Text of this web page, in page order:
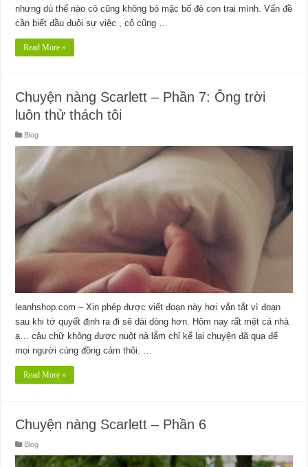
nhưng dù thế nào cô cũng không bỏ mặc bố đẻ con trai mình. Vấn đề
cần biết đầu đuôi sự việc , cô cũng …
Read More »
Chuyện nàng Scarlett – Phần 7: Ông trời
luôn thử thách tôi
Blog
leanhshop.com – Xin phép được viết đoạn này hơi vắn tắt vì đoạn
sau khi tớ quyết định ra đi sẽ dài dòng hơn. Hôm nay rất mệt cả nhà
ạ… câu chữ không được nuột nà lắm chỉ kể lại chuyện đã qua để
mọi người cùng đồng cảm thôi. …
Read More »
Chuyện nàng Scarlett – Phần 6
Blog